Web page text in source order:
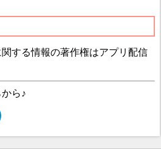
する情報の著作権はアプリ配信
ら♪